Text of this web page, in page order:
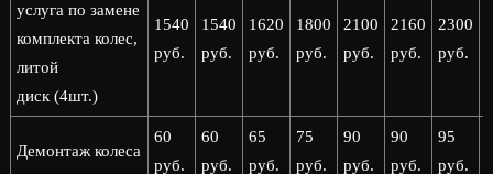
услуга по замене
комплекта колес,
литой
диск (4шт.)
1540
руб.
1540
руб.
1620
руб.
1800
руб.
2100
руб.
2160
руб.
2300
руб.
Демонтаж колеса
60
руб.
60
руб.
65
руб.
75
руб.
90
руб.
90
руб.
95
руб.